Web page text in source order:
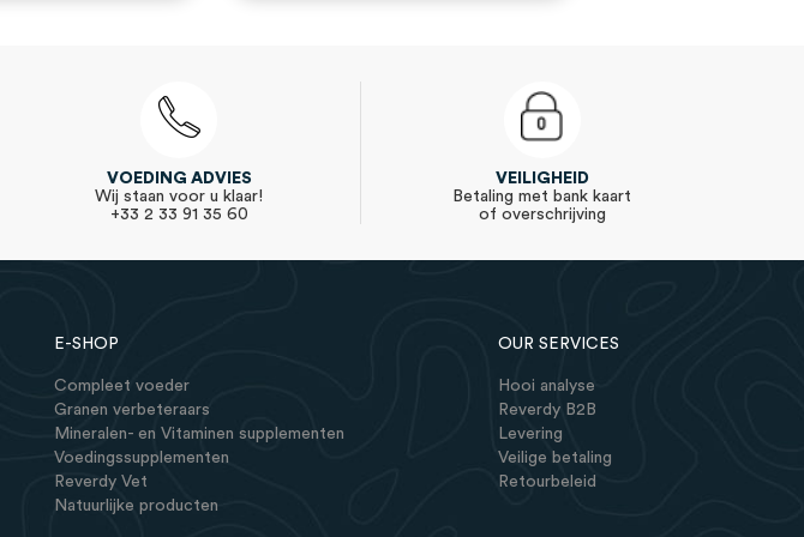
VOEDING ADVIES
Wij staan voor u klaar!
+33 2 33 91 35 60
VEILIGHEID
Betaling met bank kaart
of overschrijving
E-SHOP
Compleet voeder
Granen verbeteraars
Mineralen- en Vitaminen supplementen
Voedingssupplementen
Reverdy Vet
Natuurlijke producten
OUR SERVICES
Hooi analyse
Reverdy B2B
Levering
Veilige betaling
Retourbeleid